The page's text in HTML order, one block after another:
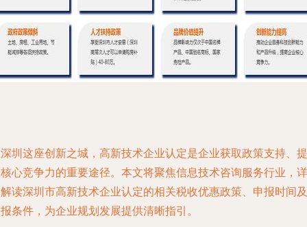
圳这座创新之城，高新技术企业认定是企业获取政策支持、提
心竞争力的重要途径。本文将聚焦信息技术咨询服务行业，详
读深圳市高新技术企业认定的相关税收优惠政策、申报时间及
条件，为企业规划发展提供清晰指引。